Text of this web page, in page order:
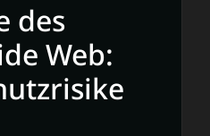
des
Web: